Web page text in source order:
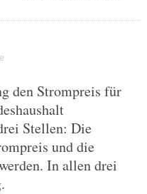
den Strompreis für
Stellen: Die
und die
In allen drei